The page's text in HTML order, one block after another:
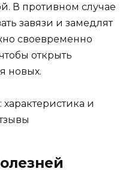
В противном случае
завязи и замедлят
своевременно
открыть
новых.